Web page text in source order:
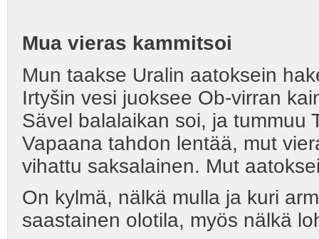
Mua vieras kammitsoi
Mun taakse Uralin aatoksein
Irtyšin vesi juoksee Ob-virran
Sävel balalaikan soi, ja tummuu
Vapaana tahdon lentää, mut
vihattu saksalainen. Mut
On kylmä, nälkä mulla ja kuri
saastainen olotila, myös nälkä